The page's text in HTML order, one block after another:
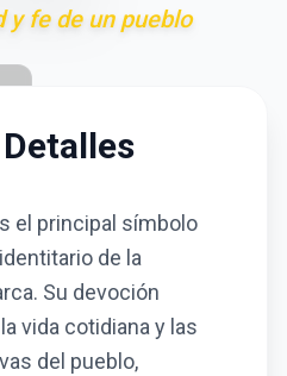
y fe de un pueblo
el principal símbolo
de la
Su devoción
vida cotidiana y las
del pueblo,